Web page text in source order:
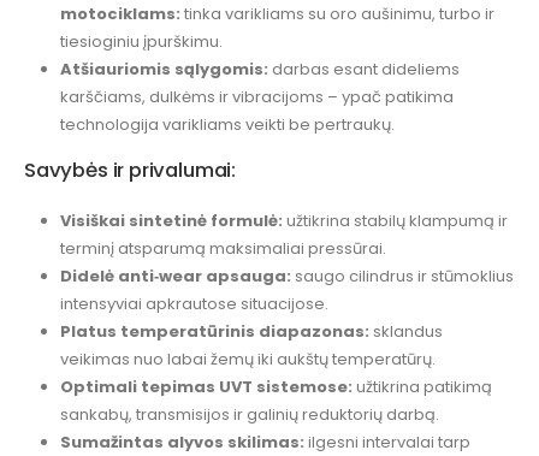
motociklams: tinka varikliams su oro aušinimu, turbo ir
tiesioginiu įpurškimu.
Atšiauriomis sąlygomis: darbas esant dideliems
karščiams, dulkėms ir vibracijoms – ypač patikima
technologija varikliams veikti be pertraukų.
Savybės ir privalumai:
Visiškai sintetinė formulė: užtikrina stabilų klampumą ir
terminį atsparumą maksimaliai pressūrai.
Didelė anti‑wear apsauga: saugo cilindrus ir stūmoklius
intensyviai apkrautose situacijose.
Platus temperatūrinis diapazonas: sklandus
veikimas nuo labai žemų iki aukštų temperatūrų.
Optimali tepimas UVT sistemose: užtikrina patikimą
sankabų, transmisijos ir galinių reduktorių darbą.
Sumažintas alyvos skilimas: ilgesni intervalai tarp